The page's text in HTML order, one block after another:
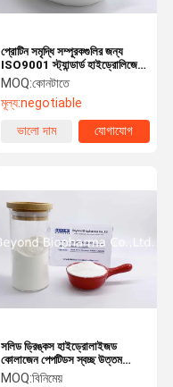
প্রোটিন সমৃদ্ধি সম্পূরকগুলির জন্য
ISO9001 স্ট্যান্ডার্ড হাইড্রোলিজেড
কোলাজেন পেপটাইডস
MOQ:কোনটাতে
মূল্য:negotiable
ভালো দাম
যোগাযোগ
সলিড ড্রিঙ্কস হাইড্রোলাইজড
কোলাজেন পেপটিডস স্বচ্ছ উত্তম
দ্রবণীয়তা পানিতে
MOQ:বিনিমেয়